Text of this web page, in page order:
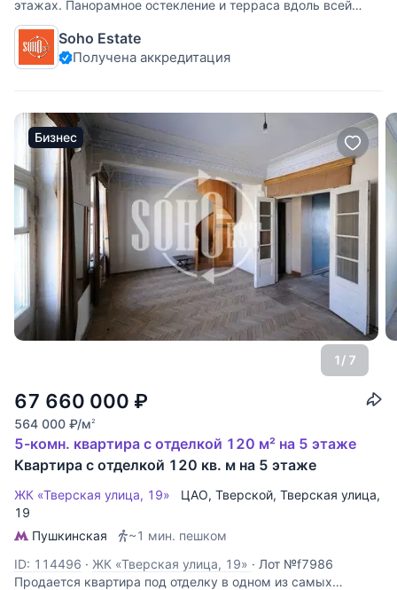
этажах. Панорамное остекление и терраса вдоль всей
квартиры на 5 этаже (17 кв.м). Терраса на 6 этаже 20 кв.м
с возможностью установки барбекю или камина.
Прекрасно
Soho Estate
Получена аккредитация
Бизнес
1/ 7
67 660 000 ₽
564 000 ₽/м2
5-комн. квартира с отделкой 120 м² на 5 этаже
Квартира с отделкой 120 кв. м на 5 этаже
ЖК «Тверская улица, 19» ЦАО, Тверской, Тверская улица,
19
Пушкинская
~1 мин. пешком
ID: 114496 · ЖК «Тверская улица, 19» · Лот №f7986
Продается квартира под отделку в одном из самых